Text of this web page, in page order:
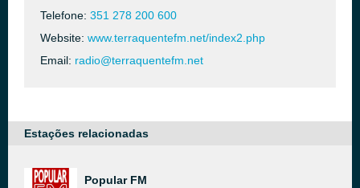
Telefone: 351 278 200 600
Website: www.terraquentefm.net/index2.php
Email: radio@terraquentefm.net
Estações relacionadas
Popular FM